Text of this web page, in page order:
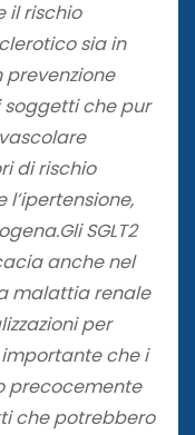
il rischio
sia in
che pur
di rischio
SGLT2
anche nel
malattia renale
per
che i
precocemente
che potrebbero